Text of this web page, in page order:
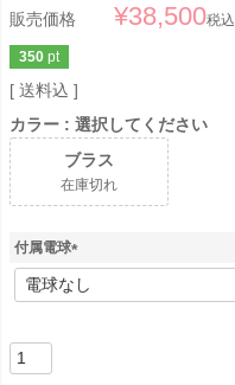
販売価格 ¥38,500税込
350 pt
送料込
カラー
選択してください
ブラス
在庫切れ
付属電球
(
必